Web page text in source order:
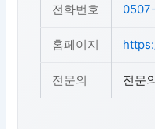
전화번호
홈페이지
전문의 전문